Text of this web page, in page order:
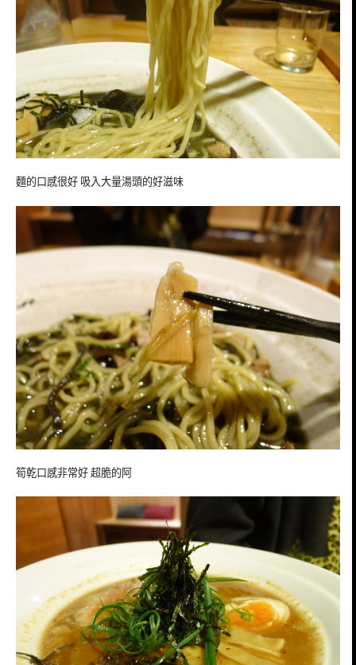
麵的口感很好 吸入大量湯頭的好滋味
筍乾口感非常好 超脆的阿